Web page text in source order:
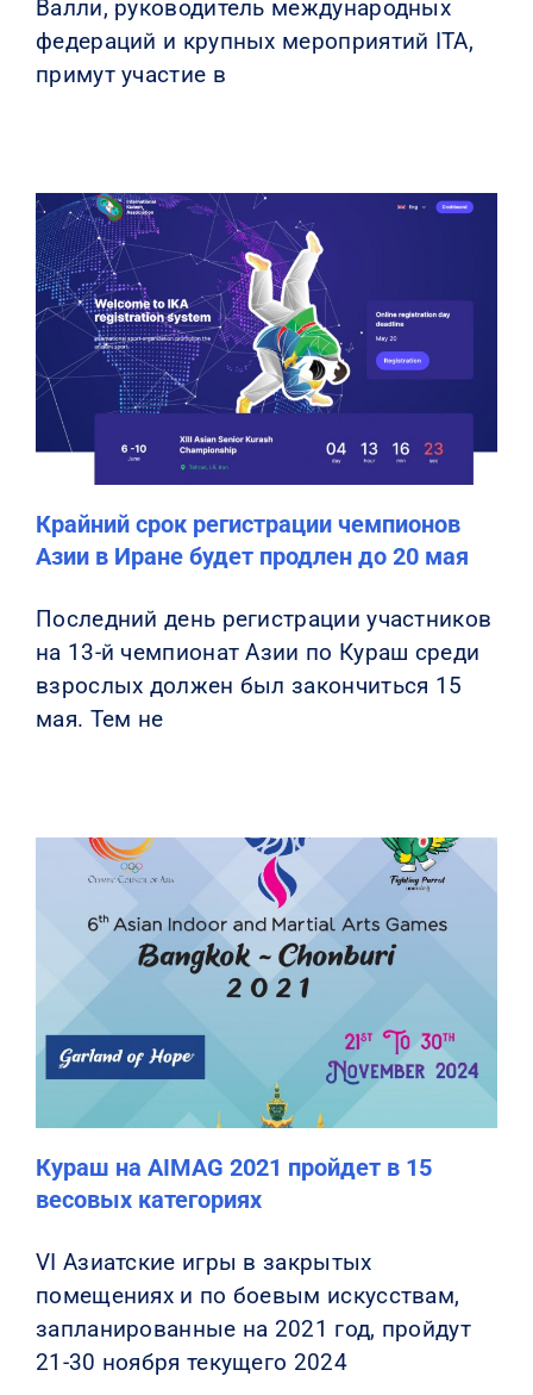
Валли, руководитель международных
федераций и крупных мероприятий ITA,
примут участие в
Крайний срок регистрации чемпионов
Азии в Иране будет продлен до 20 мая
Последний день регистрации участников
на 13-й чемпионат Азии по Кураш среди
взрослых должен был закончиться 15
мая. Тем не
Кураш на AIMAG 2021 пройдет в 15
весовых категориях
VI Азиатские игры в закрытых
помещениях и по боевым искусствам,
запланированные на 2021 год, пройдут
21-30 ноября текущего 2024